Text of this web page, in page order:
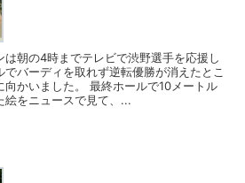
朝の4時までテレビで渋野選手を応援し
バーディを取れず逆転優勝が消えたとこ
向かいました。 最終ホールで10メートル
絵をニュースで見て、...